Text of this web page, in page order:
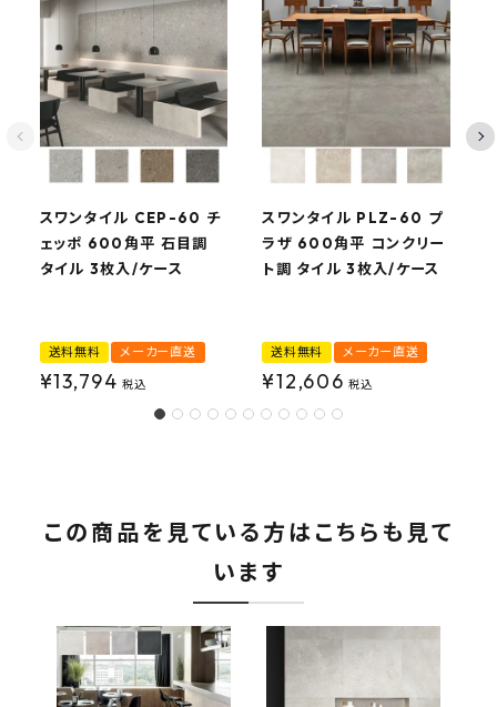
スワンタイル CEP-60 チ
ェッポ 600角平 石目調
タイル 3枚入/ケース
送料無料 メーカー直送
¥13,794 税込
スワンタイル PLZ-60 プ
ラザ 600角平 コンクリー
ト調 タイル 3枚入/ケース
送料無料 メーカー直送
¥12,606 税込
この商品を見ている方はこちらも見て
います